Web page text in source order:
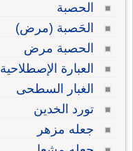
الحصبة
الحَصبة (مرض)
الحصبة مرض
العبارة الإصطلاحية
الغبار السطحى
تورد الخدين
جعله مزهر